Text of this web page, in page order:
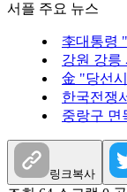
서플 주요 뉴스
李대통령
강원 강릉
金 "당선
한국전쟁
중랑구 면
링크복사